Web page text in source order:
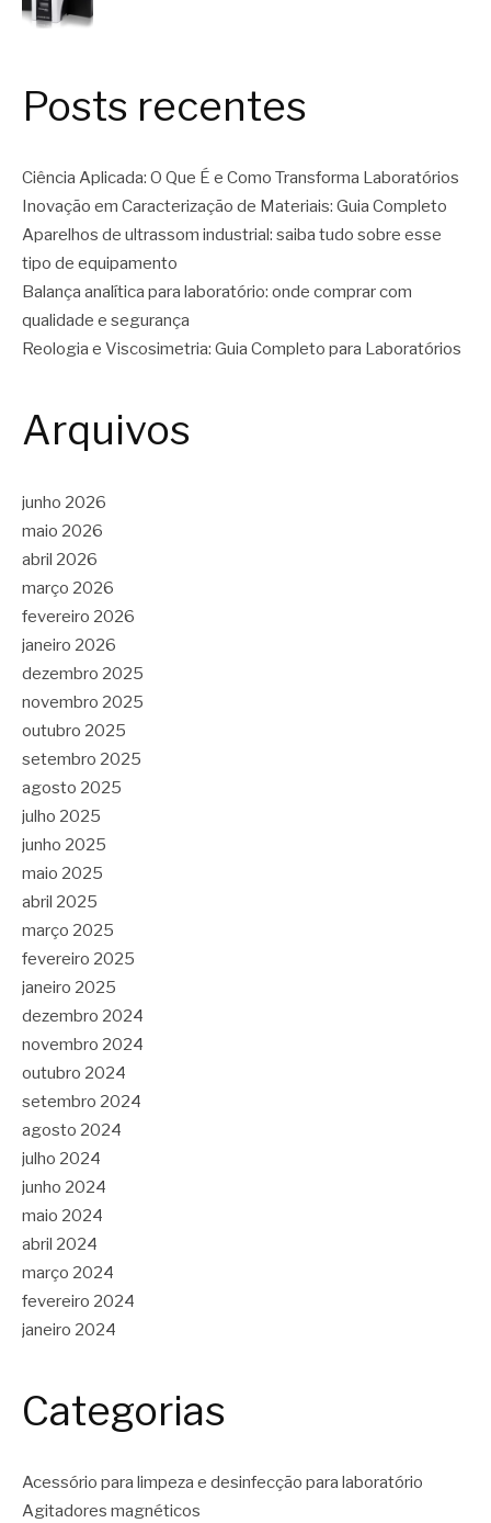
Posts recentes
Ciência Aplicada: O Que É e Como Transforma Laboratórios
Inovação em Caracterização de Materiais: Guia Completo
Aparelhos de ultrassom industrial: saiba tudo sobre esse
tipo de equipamento
Balança analítica para laboratório: onde comprar com
qualidade e segurança
Reologia e Viscosimetria: Guia Completo para Laboratórios
Arquivos
junho 2026
maio 2026
abril 2026
março 2026
fevereiro 2026
janeiro 2026
dezembro 2025
novembro 2025
outubro 2025
setembro 2025
agosto 2025
julho 2025
junho 2025
maio 2025
abril 2025
março 2025
fevereiro 2025
janeiro 2025
dezembro 2024
novembro 2024
outubro 2024
setembro 2024
agosto 2024
julho 2024
junho 2024
maio 2024
abril 2024
março 2024
fevereiro 2024
janeiro 2024
Categorias
Acessório para limpeza e desinfecção para laboratório
Agitadores magnéticos